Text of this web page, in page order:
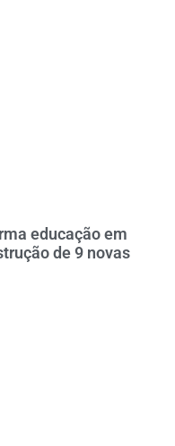
educação em
de 9 novas